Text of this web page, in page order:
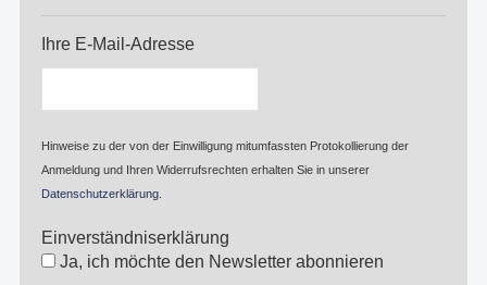
Ihre E-Mail-Adresse
Hinweise zu der von der Einwilligung mitumfassten Protokollierung der
Anmeldung und Ihren Widerrufsrechten erhalten Sie in unserer
Datenschutzerklärung.
Einverständniserklärung
Ja, ich möchte den Newsletter abonnieren